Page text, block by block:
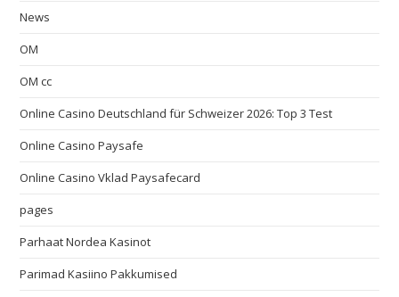
News
OM
OM cc
Online Casino Deutschland für Schweizer 2026: Top 3 Test
Online Casino Paysafe
Online Casino Vklad Paysafecard
pages
Parhaat Nordea Kasinot
Parimad Kasiino Pakkumised